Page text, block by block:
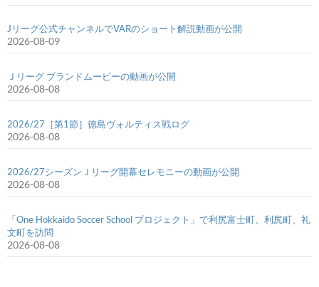
Jリーグ公式チャンネルでVARのショート解説動画が公開
2026-08-09
Ｊリーグ ブランドムービーの動画が公開
2026-08-08
2026/27［第1節］徳島ヴォルティス戦ログ
2026-08-08
2026/27シーズンＪリーグ開幕セレモニーの動画が公開
2026-08-08
「One Hokkaido Soccer School プロジェクト」で利尻富士町、利尻町、礼
文町を訪問
2026-08-08